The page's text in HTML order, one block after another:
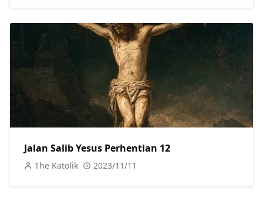
Jalan Salib Yesus Perhentian 12
The Katolik 2023/11/11